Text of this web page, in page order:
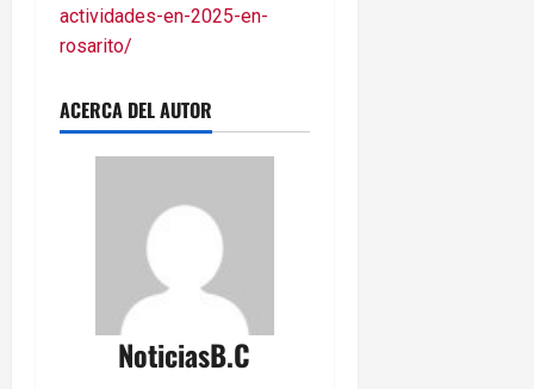
actividades-en-2025-en-
rosarito/
ACERCA DEL AUTOR
NoticiasB.C